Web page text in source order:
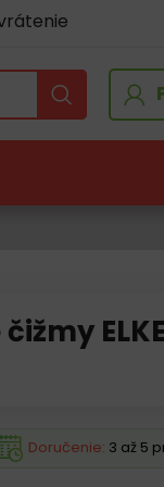
Doručenie: 3 až 5